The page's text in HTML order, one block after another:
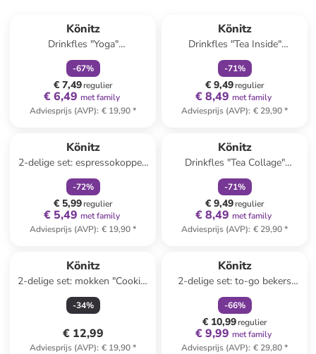
Könitz
Drinkfles "Yoga"
zilverkleurig/meerkleurig - 600
ml
-67%
€ 7,49regulier
€ 6,49 met family
Adviesprijs (AVP): € 19,90*
Könitz
Drinkfles "Tea Inside"
zilverkleurig/groen - 750 ml
-71%
€ 9,49regulier
€ 8,49 met family
Adviesprijs (AVP): € 29,90*
Könitz
2-delige set: espressokoppen
"Sharp Relief" grijs/zwart - 85
ml
-72%
€ 5,99regulier
€ 5,49 met family
Adviesprijs (AVP): € 19,90*
Könitz
Drinkfles "Tea Collage"
zilverkleurig/groen - 750 ml
-71%
€ 9,49regulier
€ 8,49 met family
Adviesprijs (AVP): € 29,90*
Könitz
2-delige set: mokken "Cookie"
wit/zwart - 380 ml
-34%
€ 12,99
Adviesprijs (AVP): € 19,90*
Könitz
2-delige set: to-go bekers
"Coffee Flow" wit/bruin - 380
ml
-66%
€ 10,99regulier
€ 9,99 met family
Adviesprijs (AVP): € 29,80*